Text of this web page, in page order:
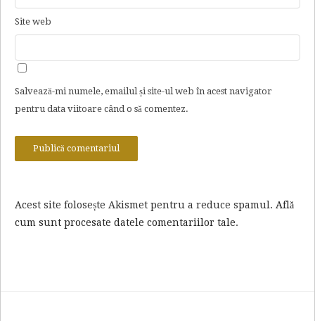
Site web
Salvează-mi numele, emailul și site-ul web în acest navigator
pentru data viitoare când o să comentez.
Acest site folosește Akismet pentru a reduce spamul. Află
cum sunt procesate datele comentariilor tale.